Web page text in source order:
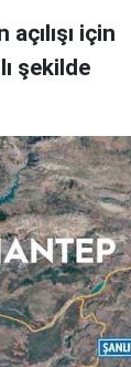
için
şekilde